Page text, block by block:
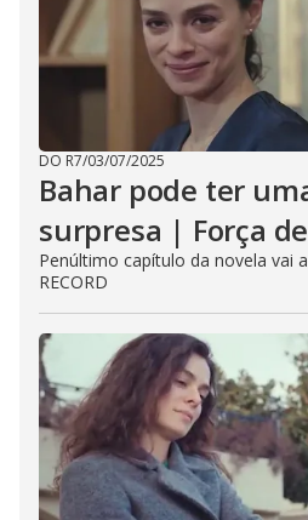
DO R7/03/07/2025
Bahar pode ter
surpresa | Força
Penúltimo capítulo da novela vai
RECORD